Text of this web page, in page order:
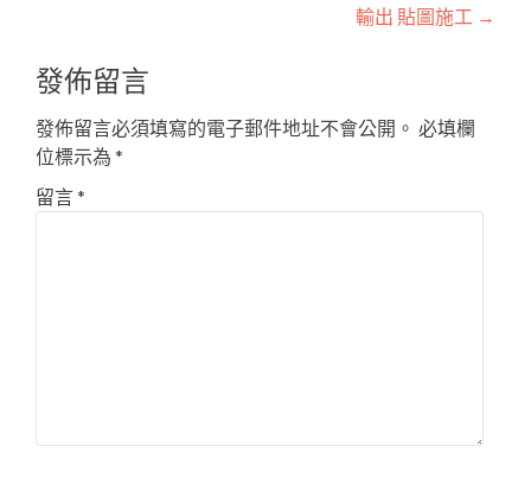
輸出 貼圖施工 →
發佈留言
發佈留言必須填寫的電子郵件地址不會公開。 必填欄
位標示為 *
留言*